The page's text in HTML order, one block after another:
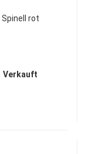
Spinell rot
Verkauft